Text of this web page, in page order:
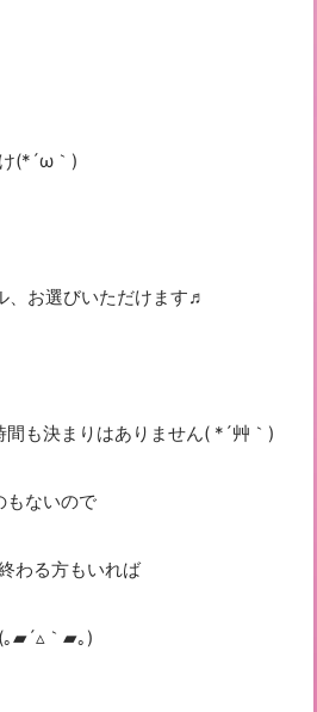
(*´ω｀)
、お選びいただけます♬
間も決まりはありません( *´艸｀)
もないので
わる方もいれば
｡▰´▵｀▰｡)